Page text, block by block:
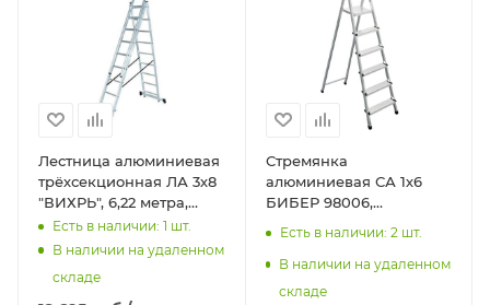
Лестница алюминиевая
трёхсекционная ЛА 3х8
"ВИХРЬ", 6,22 метра,
73/5/1/21
Есть в наличии: 1 шт.
В наличии на удаленном
складе
Стремянка
алюминиевая СА 1х6
БИБЕР 98006,
Есть в наличии: 2шт.
В наличии на удаленном
складе